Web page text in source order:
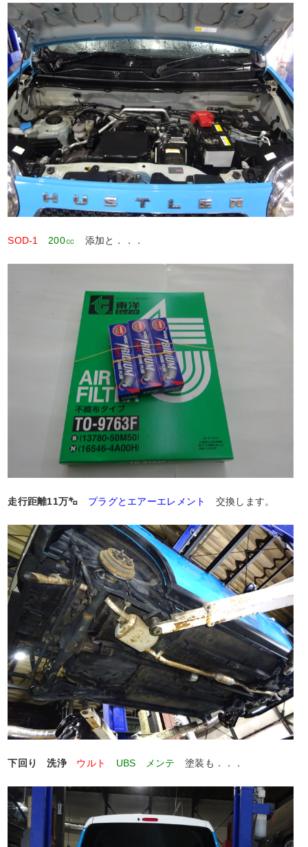
SOD-1 200㏄ 添加と．．．
走行距離11万㌔ プラグとエアーエレメント 交換します。
下回り 洗浄 ウルト UBS メンテ 塗装も．．．